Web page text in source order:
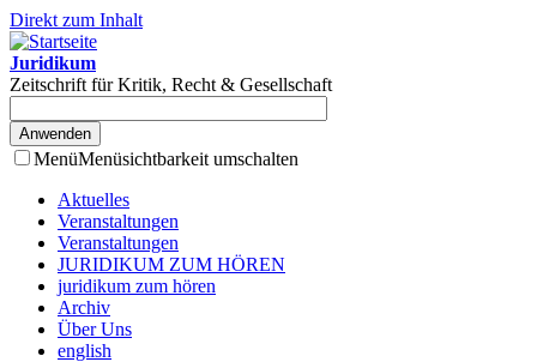
Direkt zum Inhalt
Juridikum
Zeitschrift für Kritik, Recht & Gesellschaft
MenüMenüsichtbarkeit umschalten
Aktuelles
Veranstaltungen
Veranstaltungen
JURIDIKUM ZUM HÖREN
juridikum zum hören
Archiv
Über Uns
english